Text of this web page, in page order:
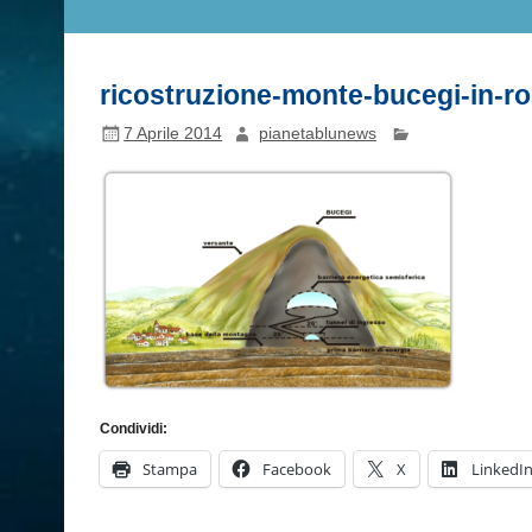
ricostruzione-monte-bucegi-in-
7 Aprile 2014 pianetablunews
Condividi:
Stampa Facebook X LinkedIn